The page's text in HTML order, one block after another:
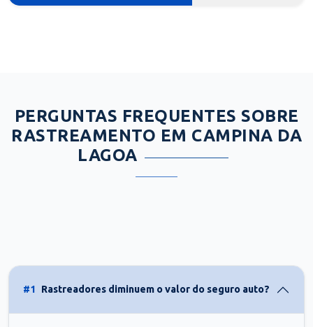
PERGUNTAS FREQUENTES SOBRE
RASTREAMENTO EM CAMPINA DA
LAGOA
#1 Rastreadores diminuem o valor do seguro auto?